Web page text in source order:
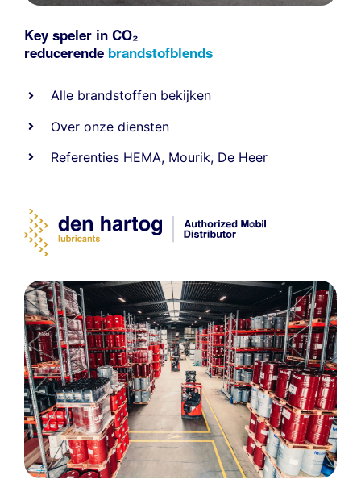
Key speler in CO₂
reducerende brandstofblends
Alle brandstoffen bekijken
Over onze diensten
Referenties HEMA, Mourik, De Heer